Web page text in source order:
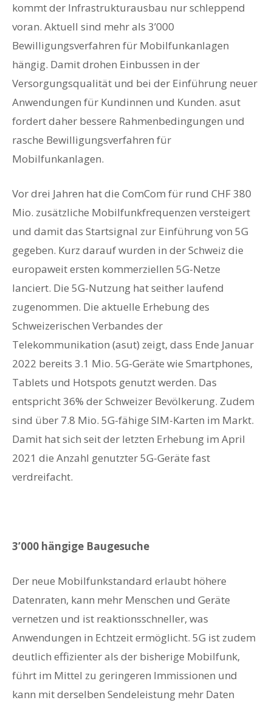
kommt der Infrastrukturausbau nur schleppend
voran. Aktuell sind mehr als 3’000
Bewilligungsverfahren für Mobilfunkanlagen
hängig. Damit drohen Einbussen in der
Versorgungsqualität und bei der Einführung neuer
Anwendungen für Kundinnen und Kunden. asut
fordert daher bessere Rahmenbedingungen und
rasche Bewilligungsverfahren für
Mobilfunkanlagen.
Vor drei Jahren hat die ComCom für rund CHF 380
Mio. zusätzliche Mobilfunkfrequenzen versteigert
und damit das Startsignal zur Einführung von 5G
gegeben. Kurz darauf wurden in der Schweiz die
europaweit ersten kommerziellen 5G-Netze
lanciert. Die 5G-Nutzung hat seither laufend
zugenommen. Die aktuelle Erhebung des
Schweizerischen Verbandes der
Telekommunikation (asut) zeigt, dass Ende Januar
2022 bereits 3.1 Mio. 5G-Geräte wie Smartphones,
Tablets und Hotspots genutzt werden. Das
entspricht 36% der Schweizer Bevölkerung. Zudem
sind über 7.8 Mio. 5G-fähige SIM-Karten im Markt.
Damit hat sich seit der letzten Erhebung im April
2021 die Anzahl genutzter 5G-Geräte fast
verdreifacht.
3’000 hängige Baugesuche
Der neue Mobilfunkstandard erlaubt höhere
Datenraten, kann mehr Menschen und Geräte
vernetzen und ist reaktionsschneller, was
Anwendungen in Echtzeit ermöglicht. 5G ist zudem
deutlich effizienter als der bisherige Mobilfunk,
führt im Mittel zu geringeren Immissionen und
kann mit derselben Sendeleistung mehr Daten